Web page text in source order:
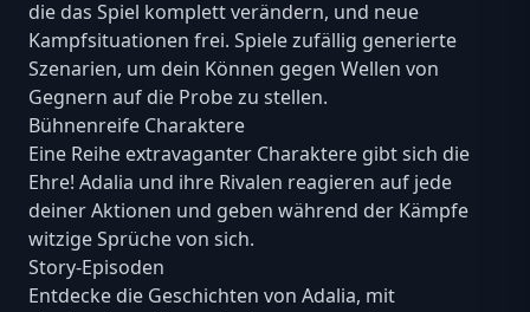
die das Spiel komplett verändern, und neue
Kampfsituationen frei. Spiele zufällig generierte
Szenarien, um dein Können gegen Wellen von
Gegnern auf die Probe zu stellen.
Bühnenreife Charaktere
Eine Reihe extravaganter Charaktere gibt sich die
Ehre! Adalia und ihre Rivalen reagieren auf jede
deiner Aktionen und geben während der Kämpfe
witzige Sprüche von sich.
Story-Episoden
Entdecke die Geschichten von Adalia, mit